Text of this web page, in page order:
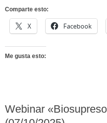
Comparte esto:
X Facebook
Me gusta esto:
Webinar